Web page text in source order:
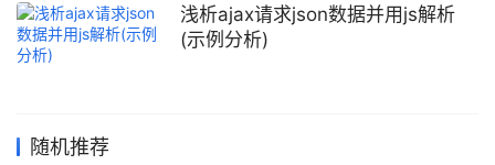
数据存储方式,它是一个从基本到未来走向的演化模式: XML代表可
扩展标记语言,是一种比较灵活的数据格式,很多应用程序存储数据都
喜欢用到它,结构像HTML,也包含元素,标签以及属性,模型都一样.它
浅析ajax请求json数据并用js解析
(示例分析)
随机推荐